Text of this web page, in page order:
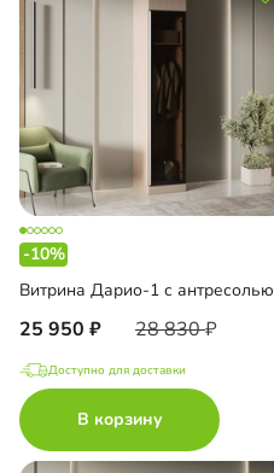
-10%
Витрина Дарио-1 с антресолью
25 950 28 830
Доступно для доставки
В корзину